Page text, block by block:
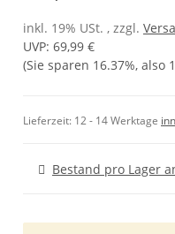
inkl. 19% USt. , zzgl.
UVP: 69,99 €
(Sie sparen 16.37%, also
Lieferzeit: 12 - 14 Werktage
Bestand pro Lager